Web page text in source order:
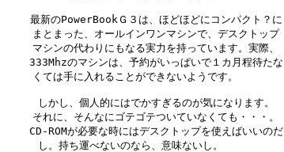
最新のPowerBookＧ３は、ほどほどにコンパクト？に
まとまった、オールインワンマシンで、デスクトップ
マシンの代わりにもなる実力を持っています。実際、
333Mhzのマシンは、予約がいっぱいで１カ月程待たな
くては手に入れることができないようです。
しかし、個人的にはでかすぎるのが気になります。
それに、そんなにゴテゴテついていなくても・・・。
CD-ROMが必要な時にはデスクトップを使えばいいのだ
し。持ち運べないのなら、意味ないし。